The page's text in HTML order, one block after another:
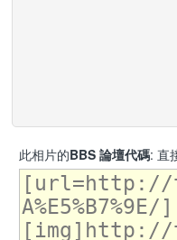
此相片的BBS 論壇代碼: 直